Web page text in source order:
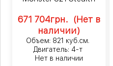
671 704грн. (Нет в
наличии)
Объем: 821 куб.см.
Двигатель: 4-т
Нет в наличии